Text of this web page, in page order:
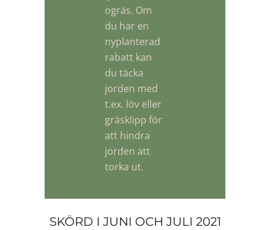
ogräs. Om
du har en
nyplanterad
rabatt kan
du täcka
jorden med
t.ex. löv eller
gräsklipp för
att hindra
jorden att
torka ut.
SKÖRD I JUNI OCH JULI 2021